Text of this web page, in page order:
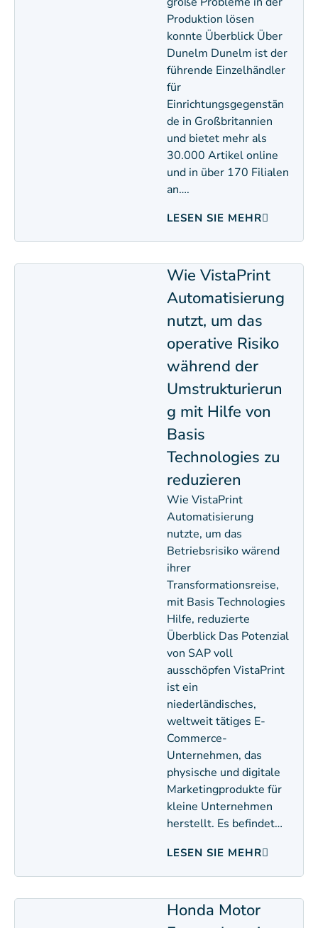
Produktion lösen
konnte Überblick Über
Dunelm Dunelm ist der
führende Einzelhändler
für
Einrichtungsgegenstän
de in Großbritannien
und bietet mehr als
30.000 Artikel online
und in über 170 Filialen
an….
LESEN SIE MEHR
Wie VistaPrint
Automatisierung
nutzt, um das
operative Risiko
während der
Umstrukturierun
g mit Hilfe von
Basis
Technologies zu
reduzieren
Wie VistaPrint
Automatisierung
nutzte, um das
Betriebsrisiko wärend
ihrer
Transformationsreise,
mit Basis Technologies
Hilfe, reduzierte
Überblick Das Potenzial
von SAP voll
ausschöpfen VistaPrint
ist ein
niederländisches,
weltweit tätiges E-
Commerce-
Unternehmen, das
physische und digitale
Marketingprodukte für
kleine Unternehmen
herstellt. Es befindet…
LESEN SIE MEHR
Honda Motor